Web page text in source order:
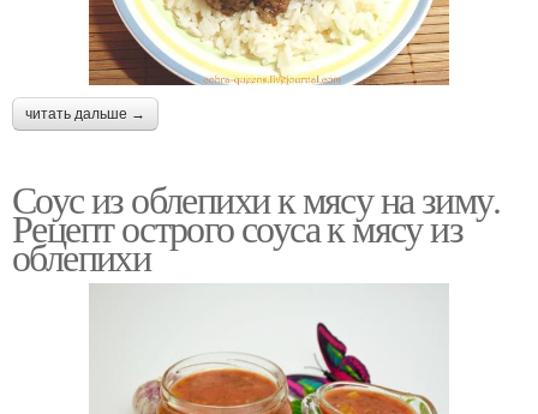
читать дальше →
Соус из облепихи к мясу на зиму.
Рецепт острого соуса к мясу из
облепихи